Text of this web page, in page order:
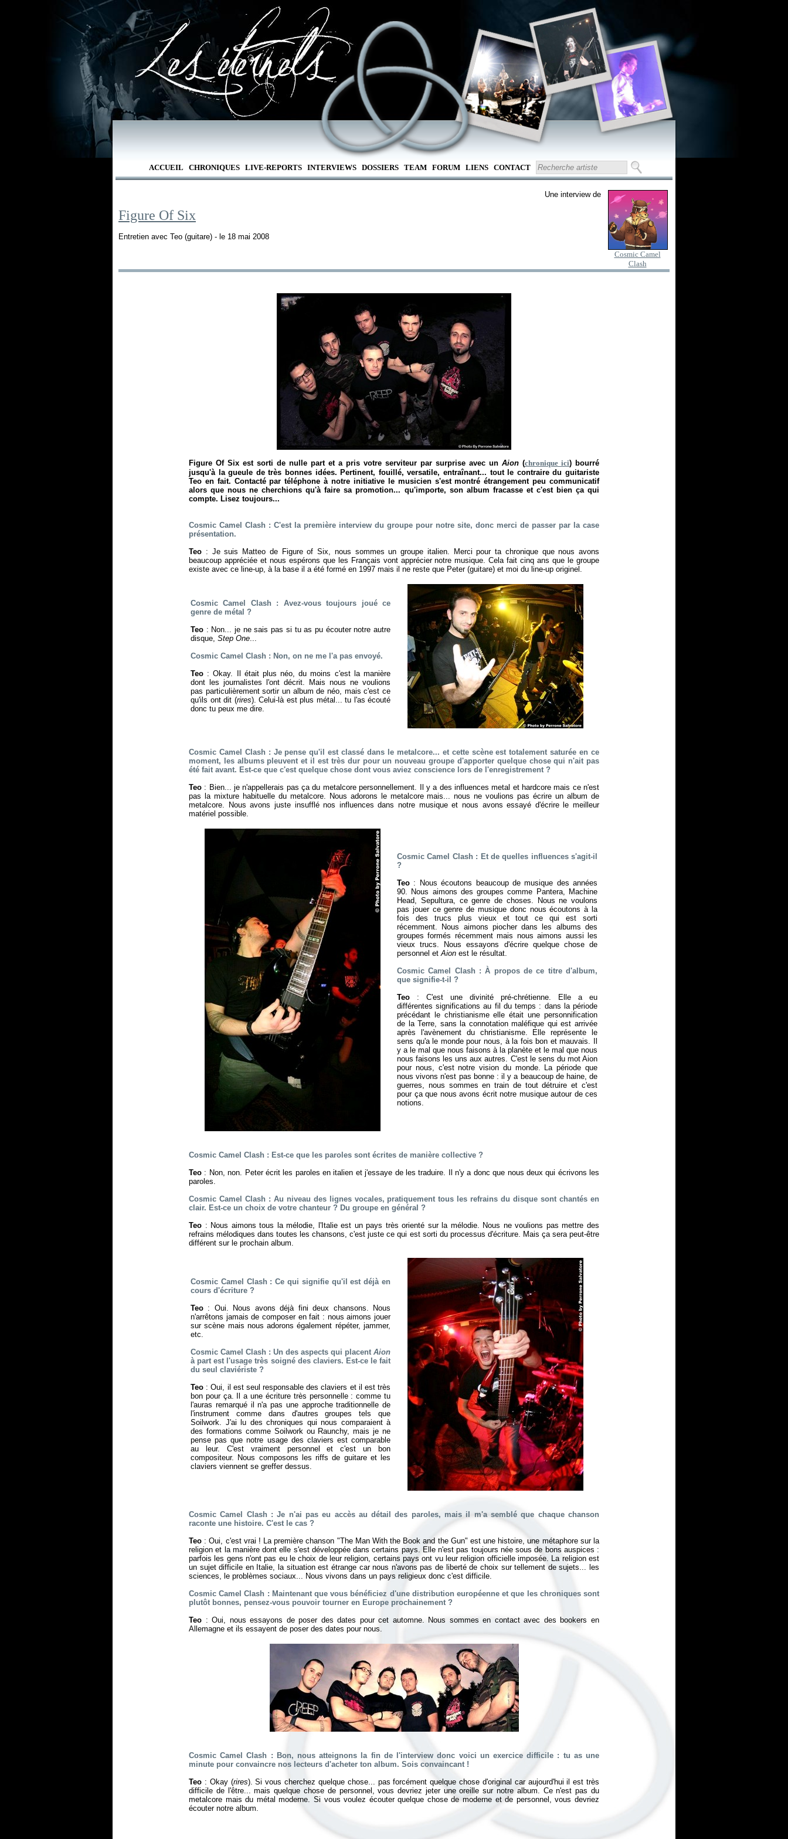
ACCUEIL CHRONIQUES LIVE-REPORTS INTERVIEWS DOSSIERS TEAM FORUM LIENS CONTACT
Figure Of Six
Entretien avec Teo (guitare) - le 18 mai 2008
Cosmic Camel
Clash
Une interview de
Figure Of Six est sorti de nulle part et a pris votre serviteur par surprise avec un Aion (chronique ici) bourré
jusqu'à la gueule de très bonnes idées. Pertinent, fouillé, versatile, entraînant... tout le contraire du guitariste
Teo en fait. Contacté par téléphone à notre initiative le musicien s'est montré étrangement peu communicatif
alors que nous ne cherchions qu'à faire sa promotion... qu'importe, son album fracasse et c'est bien ça qui
compte. Lisez toujours...
Cosmic Camel Clash : C'est la première interview du groupe pour notre site, donc merci de passer par la case
présentation.
Teo : Je suis Matteo de Figure of Six, nous sommes un groupe italien. Merci pour ta chronique que nous avons
beaucoup appréciée et nous espérons que les Français vont apprécier notre musique. Cela fait cinq ans que le groupe
existe avec ce line-up, à la base il a été formé en 1997 mais il ne reste que Peter (guitare) et moi du line-up originel.
Cosmic Camel Clash : Avez-vous toujours joué ce
genre de métal ?
Teo : Non... je ne sais pas si tu as pu écouter notre autre
disque, Step One...
Cosmic Camel Clash : Non, on ne me l'a pas envoyé.
Teo : Okay. Il était plus néo, du moins c'est la manière
dont les journalistes l'ont décrit. Mais nous ne voulions
pas particulièrement sortir un album de néo, mais c'est ce
qu'ils ont dit (rires). Celui-là est plus métal... tu l'as écouté
donc tu peux me dire.
Cosmic Camel Clash : Je pense qu'il est classé dans le metalcore... et cette scène est totalement saturée en ce
moment, les albums pleuvent et il est très dur pour un nouveau groupe d'apporter quelque chose qui n'ait pas
été fait avant. Est-ce que c'est quelque chose dont vous aviez conscience lors de l'enregistrement ?
Teo : Bien... je n'appellerais pas ça du metalcore personnellement. Il y a des influences metal et hardcore mais ce n'est
pas la mixture habituelle du metalcore. Nous adorons le metalcore mais... nous ne voulions pas écrire un album de
metalcore. Nous avons juste insufflé nos influences dans notre musique et nous avons essayé d'écrire le meilleur
matériel possible.
Cosmic Camel Clash : Et de quelles influences s'agit-il
?
Teo : Nous écoutons beaucoup de musique des années
90. Nous aimons des groupes comme Pantera, Machine
Head, Sepultura, ce genre de choses. Nous ne voulons
pas jouer ce genre de musique donc nous écoutons à la
fois des trucs plus vieux et tout ce qui est sorti
récemment. Nous aimons piocher dans les albums des
groupes formés récemment mais nous aimons aussi les
vieux trucs. Nous essayons d'écrire quelque chose de
personnel etAion est le résultat.
Cosmic Camel Clash : À propos de ce titre d'album,
que signifie-t-il ?
Teo : C'est une divinité pré-chrétienne. Elle a eu
différentes significations au fil du temps : dans la période
précédant le christianisme elle était une personnification
de la Terre, sans la connotation maléfique qui est arrivée
après l'avènement du christianisme. Elle représente le
sens qu'a le monde pour nous, à la fois bon et mauvais. Il
y a le mal que nous faisons à la planète et le mal que nous
nous faisons les uns aux autres. C'est le sens du mot Aion
pour nous, c'est notre vision du monde. La période que
nous vivons n'est pas bonne : il y a beaucoup de haine, de
guerres, nous sommes en train de tout détruire et c'est
pour ça que nous avons écrit notre musique autour de ces
notions.
Cosmic Camel Clash : Est-ce que les paroles sont écrites de manière collective ?
Teo : Non, non. Peter écrit les paroles en italien et j'essaye de les traduire. Il n'y a donc que nous deux qui écrivons les
paroles.
Cosmic Camel Clash : Au niveau des lignes vocales, pratiquement tous les refrains du disque sont chantés en
clair. Est-ce un choix de votre chanteur ? Du groupe en général ?
Teo : Nous aimons tous la mélodie, l'Italie est un pays très orienté sur la mélodie. Nous ne voulions pas mettre des
refrains mélodiques dans toutes les chansons, c'est juste ce qui est sorti du processus d'écriture. Mais ça sera peut-être
différent sur le prochain album.
Cosmic Camel Clash : Ce qui signifie qu'il est déjà en
cours d'écriture ?
Teo : Oui. Nous avons déjà fini deux chansons. Nous
n'arrêtons jamais de composer en fait : nous aimons jouer
sur scène mais nous adorons également répéter, jammer,
etc.
Cosmic Camel Clash : Un des aspects qui placent Aion
à part est l'usage très soigné des claviers. Est-ce le fait
du seul claviériste ?
Teo : Oui, il est seul responsable des claviers et il est très
bon pour ça. Il a une écriture très personnelle : comme tu
l'auras remarqué il n'a pas une approche traditionnelle de
l'instrument comme dans d'autres groupes tels que
Soilwork. J'ai lu des chroniques qui nous comparaient à
des formations comme Soilwork ou Raunchy, mais je ne
pense pas que notre usage des claviers est comparable
au leur. C'est vraiment personnel et c'est un bon
compositeur. Nous composons les riffs de guitare et les
claviers viennent se greffer dessus.
Cosmic Camel Clash : Je n'ai pas eu accès au détail des paroles, mais il m'a semblé que chaque chanson
raconte une histoire. C'est le cas ?
Teo : Oui, c'est vrai ! La première chanson "The Man With the Book and the Gun" est une histoire, une métaphore sur la
religion et la manière dont elle s'est développée dans certains pays. Elle n'est pas toujours née sous de bons auspices :
parfois les gens n'ont pas eu le choix de leur religion, certains pays ont vu leur religion officielle imposée. La religion est
un sujet difficile en Italie, la situation est étrange car nous n'avons pas de liberté de choix sur tellement de sujets... les
sciences, le problèmes sociaux... Nous vivons dans un pays religieux donc c'est difficile.
Cosmic Camel Clash : Maintenant que vous bénéficiez d'une distribution européenne et que les chroniques sont
plutôt bonnes, pensez-vous pouvoir tourner en Europe prochainement ?
Teo : Oui, nous essayons de poser des dates pour cet automne. Nous sommes en contact avec des bookers en
Allemagne et ils essayent de poser des dates pour nous.
Cosmic Camel Clash : Bon, nous atteignons la fin de l'interview donc voici un exercice difficile : tu as une
minute pour convaincre nos lecteurs d'acheter ton album. Sois convaincant !
Teo : Okay (rires). Si vous cherchez quelque chose... pas forcément quelque chose d'original car aujourd'hui il est très
difficile de l'être... mais quelque chose de personnel, vous devriez jeter une oreille sur notre album. Ce n'est pas du
metalcore mais du métal moderne. Si vous voulez écouter quelque chose de moderne et de personnel, vous devriez
écouter notre album.